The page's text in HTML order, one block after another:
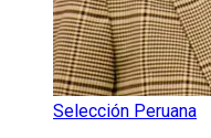
Selección Peruana